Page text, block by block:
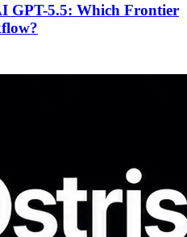
GPT-5.5: Which Frontier